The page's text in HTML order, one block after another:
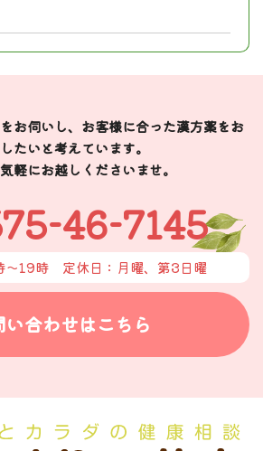
お伺いし、お客様に合った漢方薬をお
たいと考えています。
軽にお越しくださいませ。
46-7145
〜19時 定休日：月曜、第3日曜
い合わせはこちら